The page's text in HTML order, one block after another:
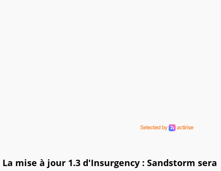
La mise à jour 1.3 d'Insurgency : Sandstorm sera